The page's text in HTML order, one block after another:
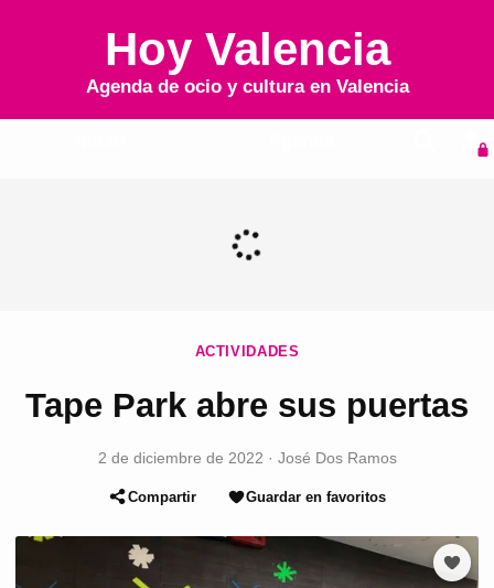
Hoy Valencia
Agenda de ocio y cultura en Valencia
ACTIVIDADES
Tape Park abre sus puertas
2 de diciembre de 2022 · José Dos Ramos
Compartir Guardar en favoritos